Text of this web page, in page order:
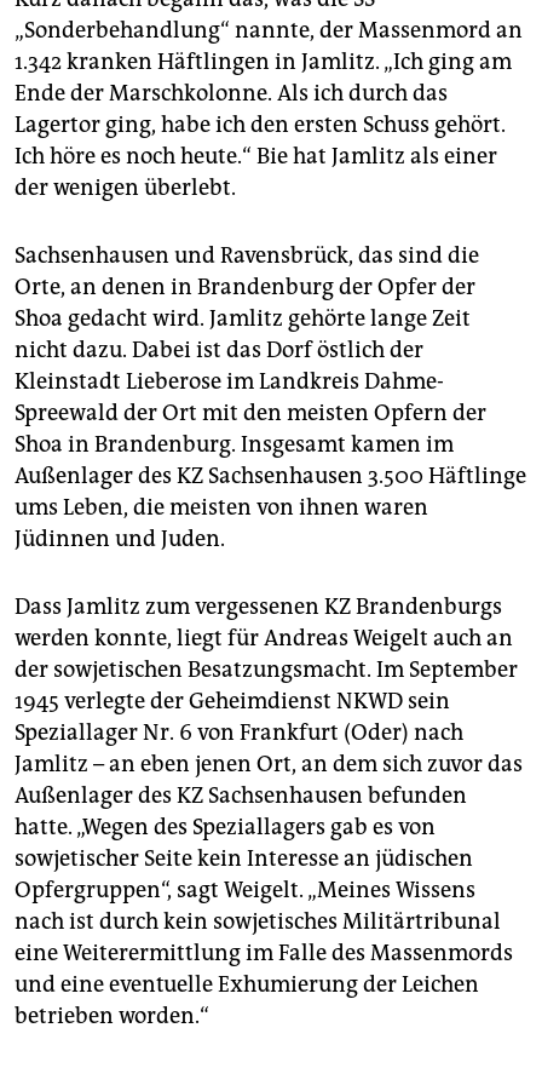
„Sonderbehandlung“ nannte, der Massenmord an
1.342 kranken Häftlingen in Jamlitz. „Ich ging am
Ende der Marschkolonne. Als ich durch das
Lagertor ging, habe ich den ersten Schuss gehört.
Ich höre es noch heute.“ Bie hat Jamlitz als einer
der wenigen überlebt.
Sachsenhausen und Ravensbrück, das sind die
Orte, an denen in Brandenburg der Opfer der
Shoa gedacht wird. Jamlitz gehörte lange Zeit
nicht dazu. Dabei ist das Dorf östlich der
Kleinstadt Lieberose im Landkreis Dahme-
Spreewald der Ort mit den meisten Opfern der
Shoa in Brandenburg. Insgesamt kamen im
Außenlager des KZ Sachsenhausen 3.500 Häftlinge
ums Leben, die meisten von ihnen waren
Jüdinnen und Juden.
Dass Jamlitz zum vergessenen KZ Brandenburgs
werden konnte, liegt für Andreas Weigelt auch an
der sowjetischen Besatzungsmacht. Im September
1945 verlegte der Geheimdienst NKWD sein
Speziallager Nr. 6 von Frankfurt (Oder) nach
Jamlitz – an eben jenen Ort, an dem sich zuvor das
Außenlager des KZ Sachsenhausen befunden
hatte. „Wegen des Speziallagers gab es von
sowjetischer Seite kein Interesse an jüdischen
Opfergruppen“, sagt Weigelt. „Meines Wissens
nach ist durch kein sowjetisches Militärtribunal
eine Weiterermittlung im Falle des Massenmords
und eine eventuelle Exhumierung der Leichen
betrieben worden.“